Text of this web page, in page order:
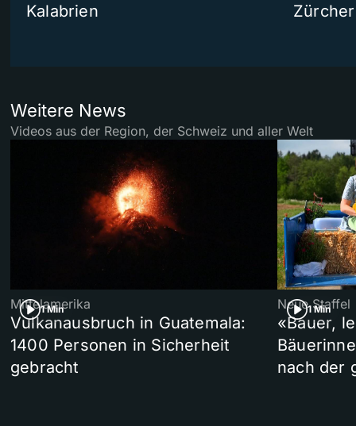
Kalabrien
Weitere News
Videos aus der Region, der Schweiz und aller Welt
1 Min
Mittelamerika
Vulkanausbruch in Guatemala:
1400 Personen in Sicherheit
gebracht
1 Min
Neue Staffel
«Bauer,
nach der